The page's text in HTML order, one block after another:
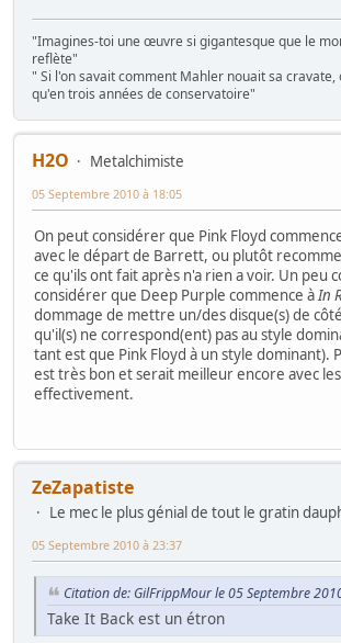
"Imagines-toi une œuvre si gigantesque que le
reflète"
" Si l'on savait comment Mahler nouait sa
qu'en trois années de conservatoire"
H2O
Metalchimiste
05 Septembre 2010 à 18:05
On peut considérer que Pink Floyd
avec le départ de Barrett, ou plutôt
ce qu'ils ont fait après n'a rien a voir. Un peu
considérer que Deep Purple commence àIn
dommage de mettre un/des disque(s) de
qu'il(s) ne correspond(ent) pas au style
tant est que Pink Floyd à un style dominant).
est très bon et serait meilleur encore avec
effectivement.
ZeZapatiste
Le mec le plus génial de tout le gratin
05 Septembre 2010 à 23:37
Citation de: GilFrippMour le 05 Septembre
Take It Back est un étron